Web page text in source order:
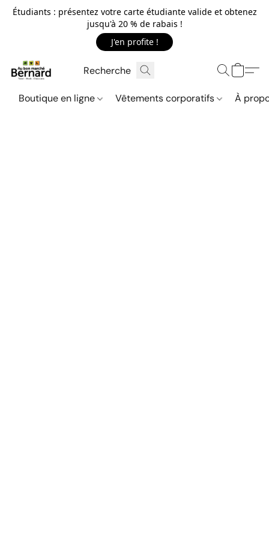
Étudiants : présentez votre carte étudiante valide et obtenez
jusqu'à 20 % de rabais !
J'en profite !
Boutique en ligne Vêtements corporatifs À